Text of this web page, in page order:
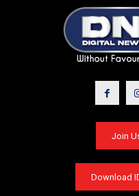
Join
Download